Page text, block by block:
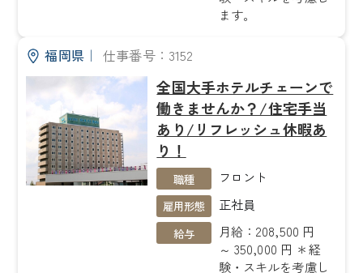
ます。
福岡県｜ 仕事番号：3152
全国大手ホテルチェーンで
働きませんか？/住宅手当
あり/リフレッシュ休暇あ
り！
職種 フロント
雇用形態 正社員
給与
月給：208,500 円
～ 350,000 円 ＊経
験・スキルを考慮し